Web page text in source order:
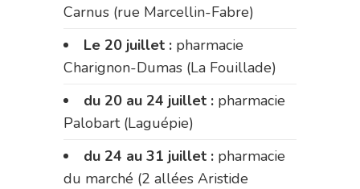
Carnus (rue Marcellin-Fabre)
Le 20 juillet : pharmacie
Charignon-Dumas (La Fouillade)
du 20 au 24 juillet : pharmacie
Palobart (Laguépie)
du 24 au 31 juillet : pharmacie
du marché (2 allées Aristide